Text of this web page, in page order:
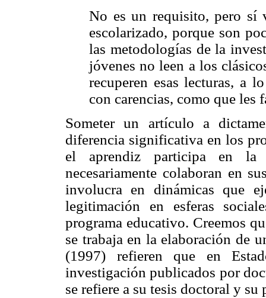
No es un requisito, pero sí
escolarizado, porque son
las metodologías de la
jóvenes no leen a los
recuperen esas lecturas, a
con carencias, como que
Someter un artículo a
diferencia significativa en los
el aprendiz participa en la
necesariamente colaboran en
involucra en dinámicas que
legitimación en esferas
programa educativo. Creemos
se trabaja en la elaboración de
(1997) refieren que en
investigación publicados por
se refiere a su tesis doctoral y